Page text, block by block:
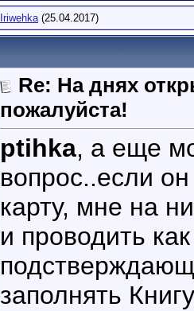
Iriwehka(25.04.2017)
Re: На днях
пожалуйста!
ptihka, а еще
вопрос..если
карту, мне на
и проводить
заполнять